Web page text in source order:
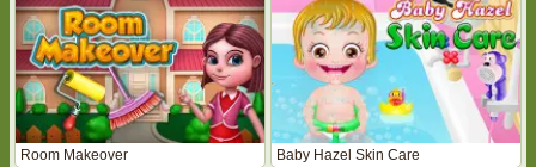
Room Makeover Baby Hazel Skin Care